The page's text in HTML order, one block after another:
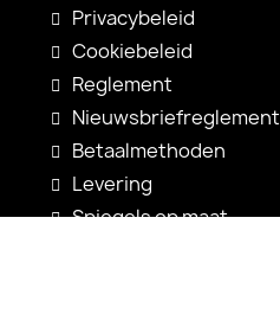
Privacybeleid
Cookiebeleid
Reglement
Nieuwsbriefreglement
Betaalmethoden
Levering
Spiegels op maat